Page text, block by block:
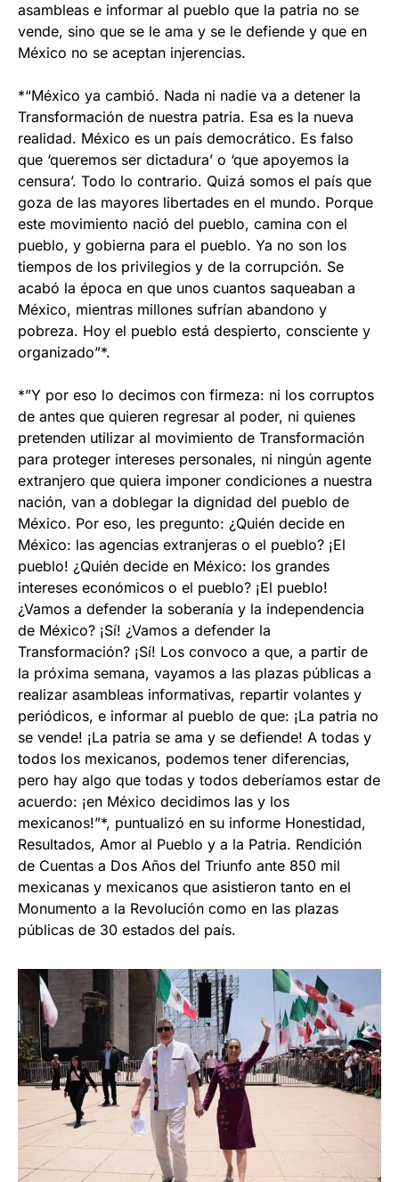
asambleas e informar al pueblo que la patria no se
vende, sino que se le ama y se le defiende y que en
México no se aceptan injerencias.
*“México ya cambió. Nada ni nadie va a detener la
Transformación de nuestra patria. Esa es la nueva
realidad. México es un país democrático. Es falso
que ‘queremos ser dictadura’ o ‘que apoyemos la
censura’. Todo lo contrario. Quizá somos el país que
goza de las mayores libertades en el mundo. Porque
este movimiento nació del pueblo, camina con el
pueblo, y gobierna para el pueblo. Ya no son los
tiempos de los privilegios y de la corrupción. Se
acabó la época en que unos cuantos saqueaban a
México, mientras millones sufrían abandono y
pobreza. Hoy el pueblo está despierto, consciente y
organizado”*.
*”Y por eso lo decimos con firmeza: ni los corruptos
de antes que quieren regresar al poder, ni quienes
pretenden utilizar al movimiento de Transformación
para proteger intereses personales, ni ningún agente
extranjero que quiera imponer condiciones a nuestra
nación, van a doblegar la dignidad del pueblo de
México. Por eso, les pregunto: ¿Quién decide en
México: las agencias extranjeras o el pueblo? ¡El
pueblo! ¿Quién decide en México: los grandes
intereses económicos o el pueblo? ¡El pueblo!
¿Vamos a defender la soberanía y la independencia
de México? ¡Sí! ¿Vamos a defender la
Transformación? ¡Sí! Los convoco a que, a partir de
la próxima semana, vayamos a las plazas públicas a
realizar asambleas informativas, repartir volantes y
periódicos, e informar al pueblo de que: ¡La patria no
se vende! ¡La patria se ama y se defiende! A todas y
todos los mexicanos, podemos tener diferencias,
pero hay algo que todas y todos deberíamos estar de
acuerdo: ¡en México decidimos las y los
mexicanos!”*, puntualizó en su informe Honestidad,
Resultados, Amor al Pueblo y a la Patria. Rendición
de Cuentas a Dos Años del Triunfo ante 850 mil
mexicanas y mexicanos que asistieron tanto en el
Monumento a la Revolución como en las plazas
públicas de 30 estados del país.